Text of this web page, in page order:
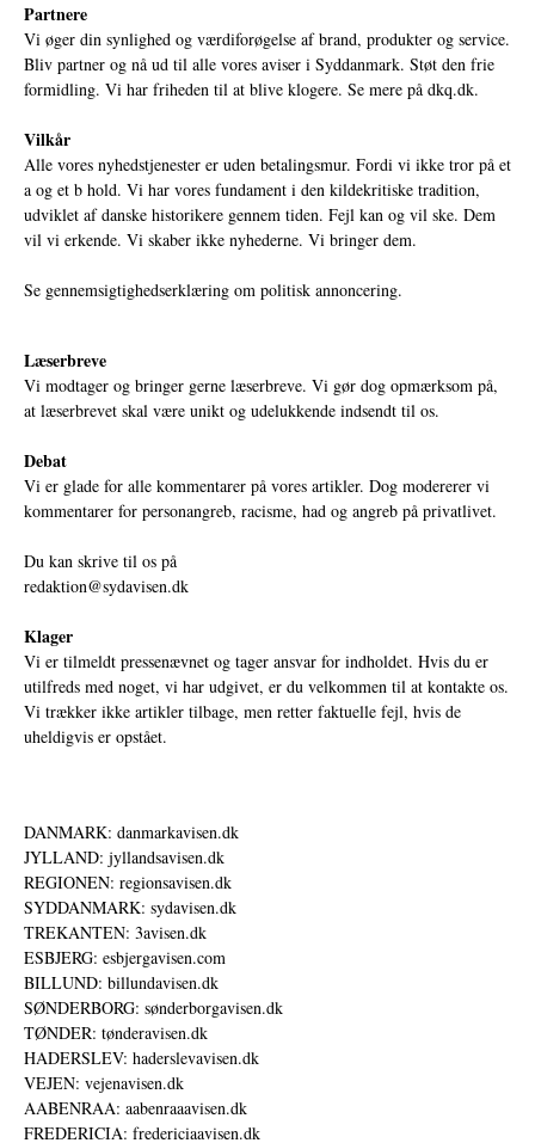
Partnere
Vi øger din synlighed og værdiforøgelse af brand, produkter og service.
Bliv partner og nå ud til alle vores aviser i Syddanmark. Støt den frie
formidling. Vi har friheden til at blive klogere. Se mere på dkq.dk.
Vilkår
Alle vores nyhedstjenester er uden betalingsmur. Fordi vi ikke tror på et
a og et b hold. Vi har vores fundament i den kildekritiske tradition,
udviklet af danske historikere gennem tiden. Fejl kan og vil ske. Dem
vil vi erkende. Vi skaber ikke nyhederne. Vi bringer dem.
Se gennemsigtighedserklæring om politisk annoncering.
Læserbreve
Vi modtager og bringer gerne læserbreve. Vi gør dog opmærksom på,
at læserbrevet skal være unikt og udelukkende indsendt til os.
Debat
Vi er glade for alle kommentarer på vores artikler. Dog modererer vi
kommentarer for personangreb, racisme, had og angreb på privatlivet.
Du kan skrive til os på
redaktion@sydavisen.dk
Klager
Vi er tilmeldt pressenævnet og tager ansvar for indholdet. Hvis du er
utilfreds med noget, vi har udgivet, er du velkommen til at kontakte os.
Vi trækker ikke artikler tilbage, men retter faktuelle fejl, hvis de
uheldigvis er opstået.
DANMARK: danmarkavisen.dk
JYLLAND: jyllandsavisen.dk
REGIONEN: regionsavisen.dk
SYDDANMARK: sydavisen.dk
TREKANTEN: 3avisen.dk
ESBJERG: esbjergavisen.com
BILLUND: billundavisen.dk
SØNDERBORG: sønderborgavisen.dk
TØNDER: tønderavisen.dk
HADERSLEV: haderslevavisen.dk
VEJEN: vejenavisen.dk
AABENRAA: aabenraaavisen.dk
FREDERICIA: fredericiaavisen.dk